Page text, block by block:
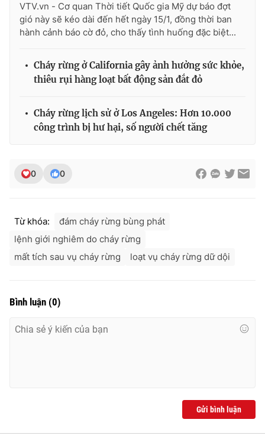
VTV.vn - Cơ quan Thời tiết Quốc gia Mỹ dự báo đợt
gió này sẽ kéo dài đến hết ngày 15/1, đồng thời ban
hành cảnh báo cờ đỏ, cho thấy tình huống đặc biệt...
Cháy rừng ở California gây ảnh hưởng sức khỏe,
thiêu rụi hàng loạt bất động sản đắt đỏ
Cháy rừng lịch sử ở Los Angeles: Hơn 10.000
công trình bị hư hại, số người chết tăng
0 0
Từ khóa:
đám cháy rừng bùng phát
lệnh giới nghiêm do cháy rừng
mất tích sau vụ cháy rừng
loạt vụ cháy rừng dữ dội
Bình luận (0)
Gửi bình luận